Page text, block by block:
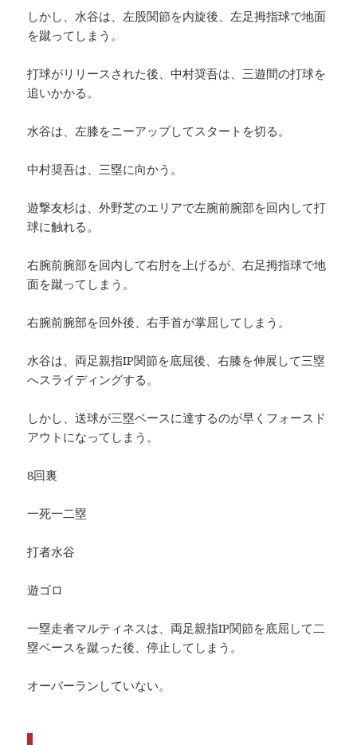
しかし、水谷は、左股関節を内旋後、左足拇指球で地面
を蹴ってしまう。
打球がリリースされた後、中村奨吾は、三遊間の打球を
追いかかる。
水谷は、左膝をニーアップしてスタートを切る。
中村奨吾は、三塁に向かう。
遊撃友杉は、外野芝のエリアで左腕前腕部を回内して打
球に触れる。
右腕前腕部を回内して右肘を上げるが、右足拇指球で地
面を蹴ってしまう。
右腕前腕部を回外後、右手首が掌屈してしまう。
水谷は、両足親指IP関節を底屈後、右膝を伸展して三塁
へスライディングする。
しかし、送球が三塁ベースに達するのが早くフォースド
アウトになってしまう。
8回裏
一死一二塁
打者水谷
遊ゴロ
一塁走者マルティネスは、両足親指IP関節を底屈して二
塁ベースを蹴った後、停止してしまう。
オーバーランしていない。